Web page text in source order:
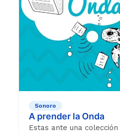
Sonoro
A prender la Onda
Estas ante una colección